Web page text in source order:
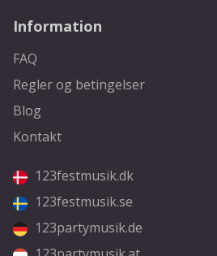
Information
FAQ
Regler og betingelser
Blog
Kontakt
123festmusik.dk
123festmusik.se
123partymusik.de